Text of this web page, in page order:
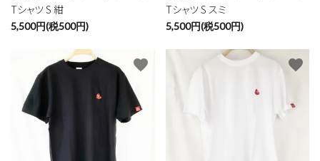
Tシャツ S 紺
5,500円(税500円)
Tシャツ S スミ
5,500円(税500円)
favorite favorite
キーワード
カテゴリー